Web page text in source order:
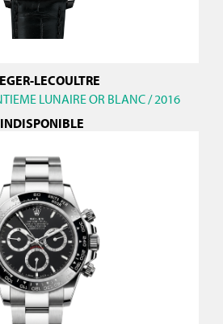
LECOULTRE
LUNAIRE OR BLANC / 2016
INDISPONIBLE